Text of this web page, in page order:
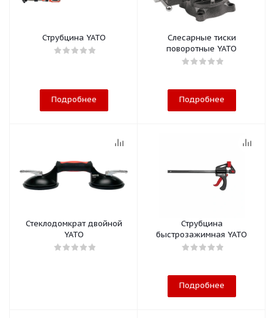
Струбцина YATO
Подробнее
Слесарные тиски
поворотные YATO
Подробнее
Стеклодомкрат двойной
YATO
Струбцина
быстрозажимная YATO
Подробнее